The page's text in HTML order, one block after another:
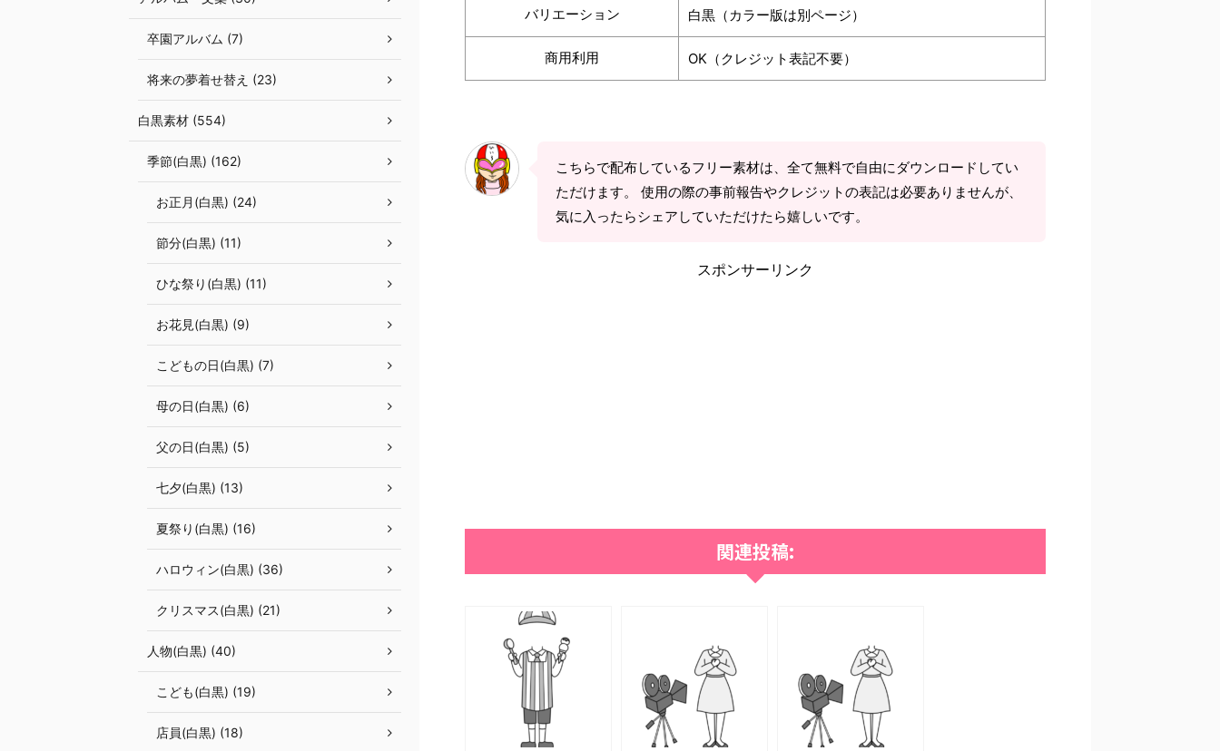
バリエーション 白黒（カラー版は別ページ）
商用利用 OK（クレジット表記不要）
こちらで配布しているフリー素材は、全て無料で自由にダウンロードしてい
ただけます。 使用の際の事前報告やクレジットの表記は必要ありませんが、
気に入ったらシェアしていただけたら嬉しいです。
スポンサーリンク
関連投稿:
卒園アルバム (7)
将来の夢着せ替え (23)
白黒素材 (554)
季節(白黒) (162)
お正月(白黒) (24)
節分(白黒) (11)
ひな祭り(白黒) (11)
お花見(白黒) (9)
こどもの日(白黒) (7)
母の日(白黒) (6)
父の日(白黒) (5)
七夕(白黒) (13)
夏祭り(白黒) (16)
ハロウィン(白黒) (36)
クリスマス(白黒) (21)
人物(白黒) (40)
こども(白黒) (19)
店員(白黒) (18)